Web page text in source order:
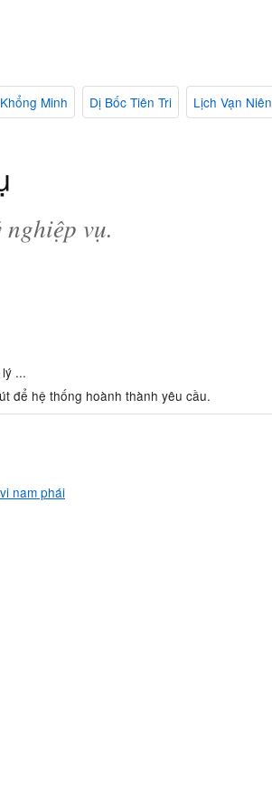
Minh Dị Bốc Tiên Tri
Lịch Vạn Niên
vụ.
...
để hệ thống hoành thành yêu cầu.
nam phái